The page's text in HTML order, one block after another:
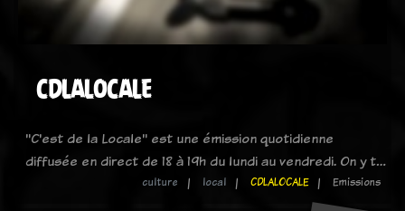
CDLALOCALE
"C'est de la Locale" est une émission quotidienne
diffusée en direct de 18 à 19h du lundi au vendredi. On y t…
culture local CDLALOCALE Emissions